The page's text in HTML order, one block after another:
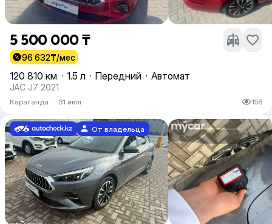
5 500 000 ₸
96 632₸/мес
120 810 км · 1.5 л · Передний · Автомат
JAC J7 2021
Караганда · 31 июл 158
От владельца